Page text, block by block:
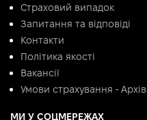
Страховий випадок
Запитання та відповіді
Контакти
Політика якості
Вакансії
Умови страхування - Архів
МИ У СОЦМЕРЕЖАХ